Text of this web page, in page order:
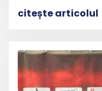
citește articolul